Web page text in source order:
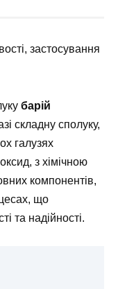
застосування
барій
складну сполуку,
галузях
з хімічною
компонентів,
що
та надійності.